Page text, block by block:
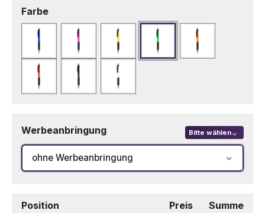
Farbeauswählen
Blau Fuchsie Gelb Grün Orange
Rot SchwarzWeiß
Werbeanbringung Bitte wählen
ohne Werbeanbringung
Position Preis Summe